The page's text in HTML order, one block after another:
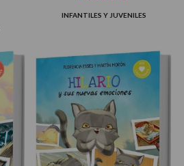
INFANTILES Y JUVENILES